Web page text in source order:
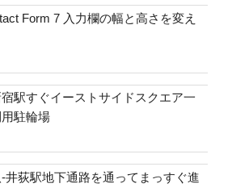
Form 7 入力欄の幅と高さを変え
駅すぐイーストサイドスクエア一
駐輪場
井荻駅地下通路を通ってまっすぐ進